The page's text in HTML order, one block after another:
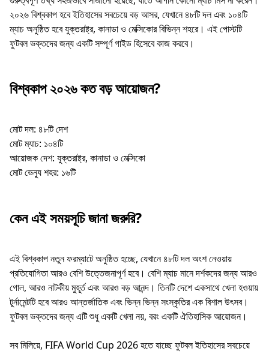
২০২৬ বিশ্বকাপ হবে ইতিহাসের সবচেয়ে বড় আসর, যেখানে ৪৮টি দল এবং ১০৪টি
ম্যাচ অনুষ্ঠিত হবে যুক্তরাষ্ট্র, কানাডা ও মেক্সিকোর বিভিন্ন শহরে। এই পোস্টটি
ফুটবল ভক্তদের জন্য একটি সম্পূর্ণ গাইড হিসেবে কাজ করবে।
বিশ্বকাপ ২০২৬ কত বড় আয়োজন?
মোট দল: ৪৮টি দেশ
মোট ম্যাচ: ১০৪টি
আয়োজক দেশ: যুক্তরাষ্ট্র, কানাডা ও মেক্সিকো
মোট ভেন্যু শহর: ১৬টি
কেন এই সময়সূচি জানা জরুরি?
এই বিশ্বকাপ নতুন ফরম্যাটে অনুষ্ঠিত হচ্ছে, যেখানে ৪৮টি দল অংশ নেওয়ায়
প্রতিযোগিতা আরও বেশি উত্তেজনাপূর্ণ হবে। বেশি ম্যাচ মানে দর্শকদের জন্য আরও
গোল, আরও নাটকীয় মুহূর্ত এবং আরও বড় আনন্দ। তিনটি দেশে একসাথে খেলা হওয়ায়
টুর্নামেন্টটি হবে আরও আন্তর্জাতিক এবং ভিন্ন ভিন্ন সংস্কৃতির এক বিশাল উৎসব।
ফুটবল ভক্তদের জন্য এটি শুধু একটি খেলা নয়, বরং একটি ঐতিহাসিক আয়োজন।
সব মিলিয়ে, FIFA World Cup 2026 হতে যাচ্ছে ফুটবল ইতিহাসের সবচেয়ে